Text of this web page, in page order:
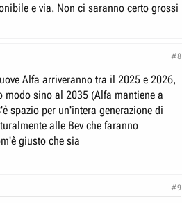
e via. Non ci saranno certo grossi
#8
Alfa arriveranno tra il 2025 e 2026,
sino al 2035 (Alfa mantiene a
spazio per un'intera generazione di
alle Bev che faranno
giusto che sia
#9